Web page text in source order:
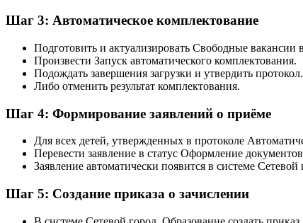
Шаг 3: Автоматическое комплектование
Подготовить и актуализировать Свободные вакансии
Произвести Запуск автоматического комплектования.
Подождать завершения загрузки и утвердить протокол.
Либо отменить результат комплектования.
Шаг 4: Формирование заявлений о приёме
Для всех детей, утвержденных в протоколе
Перевести заявление в статус Оформление
Заявление автоматически появится в системе
Шаг 5: Создание приказа о зачислении